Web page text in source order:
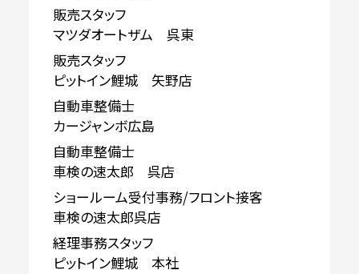
販売スタッフ
マツダオートザム 呉東
販売スタッフ
ピットイン鯉城 矢野店
自動車整備士
カージャンボ広島
自動車整備士
車検の速太郎 呉店
ショールーム受付事務/フロント接客
車検の速太郎呉店
経理事務スタッフ
ピットイン鯉城 本社